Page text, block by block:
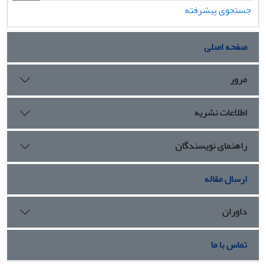
جستجوی پیشرفته
صفحه اصلی
مرور
اطلاعات نشریه
راهنمای نویسندگان
ارسال مقاله
داوران
تماس با ما